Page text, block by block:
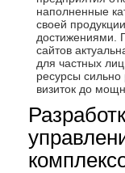
наполненные
своей
достижениями.
сайтов
для частных
ресурсы сильно
визиток до